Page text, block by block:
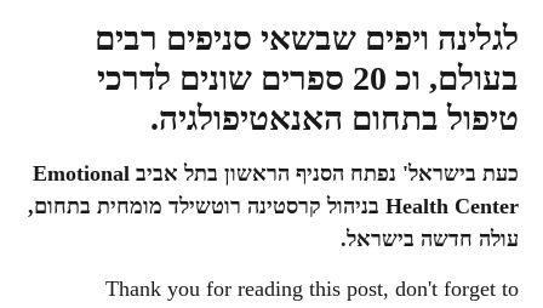
גלינה ויפים שבשאיסניפים רבים
בעולם, וכ 20 ספרים שונים לדרכי
טיפול בתחוםהאנאטיפולגיה.
כעת בישראל' נפתח הסניף הראשון בתל אביב Emotional
Health Center בניהול קרסטינה רוטשילד מומחית בתחום,
עולה חדשה בישראל.
Thank you for reading this post, don't forget to